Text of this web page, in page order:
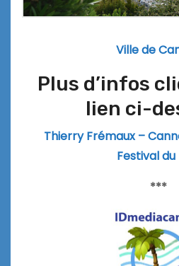
Ville de
Plus d’infos
lien ci-
Thierry Frémaux –
Festival du
***